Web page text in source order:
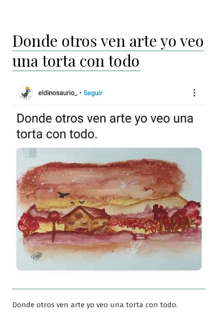
Donde otros ven arte yo veo
una torta con todo
Donde otros ven arte yo veo una torta con todo.